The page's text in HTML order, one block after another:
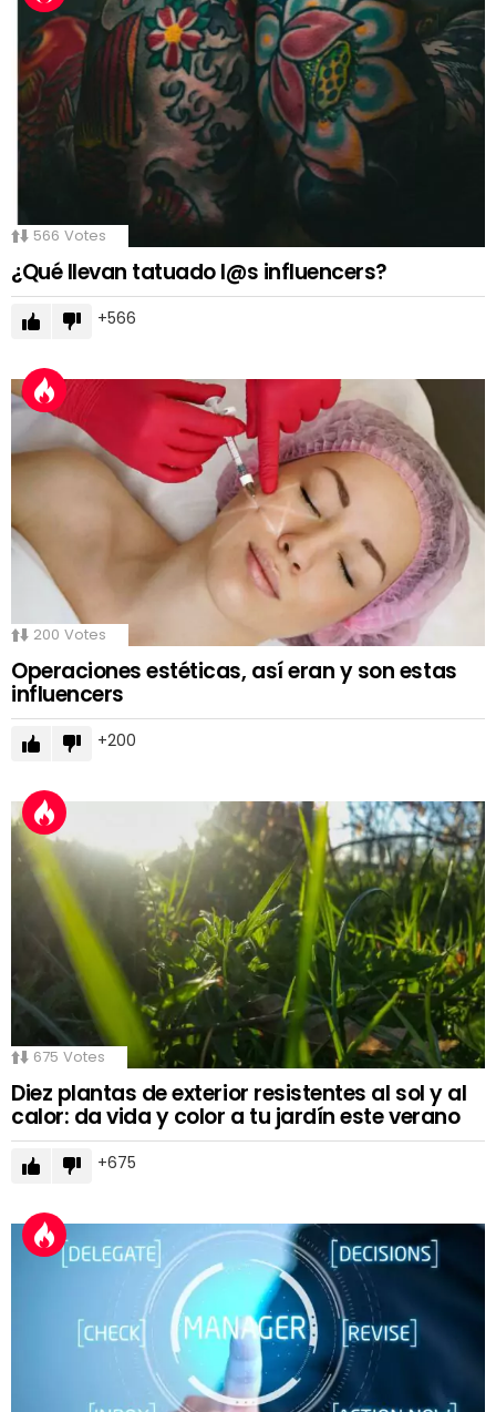
566 Votes
¿Qué llevan tatuado l@s influencers?
566
200 Votes
Operaciones estéticas, así eran y son estas
influencers
200
675 Votes
Diez plantas de exterior resistentes al sol y al
calor: da vida y color a tu jardín este verano
675